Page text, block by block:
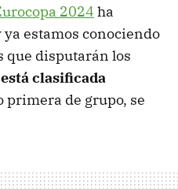
2024 ha
estamos conociendo
que disputarán los
clasificada
primera de grupo, se